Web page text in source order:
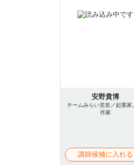
安野貴博
チームみらい党首／起業家
作家
講師候補に入れる